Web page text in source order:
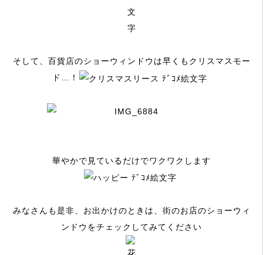
そして、百貨店のショーウィンドウは早くもクリスマスモー
ド…！
華やかで見ているだけでワクワクします
みなさんも是非、お出かけのときは、街のお店のショーウィ
ンドウをチェックしてみてください